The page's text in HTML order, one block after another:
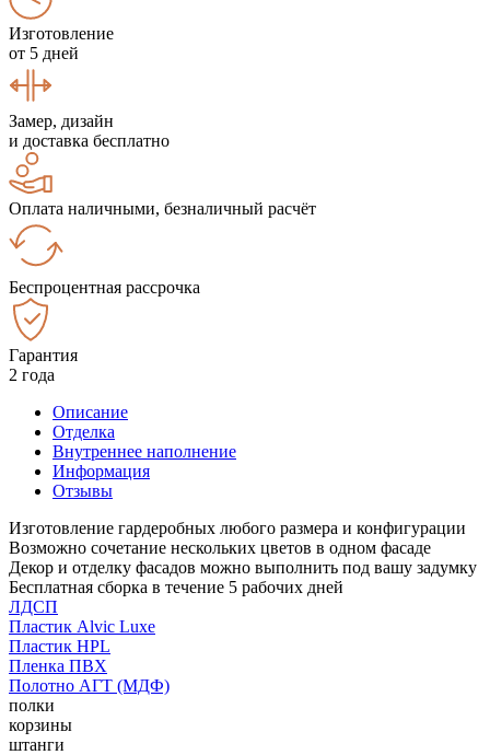
Изготовление
от 5 дней
Замер, дизайн
и доставка бесплатно
Оплата наличными, безналичный расчёт
Беспроцентная рассрочка
Гарантия
2 года
Описание
Отделка
Внутреннее наполнение
Информация
Отзывы
Изготовление гардеробных любого размера и конфигурации
Возможно сочетание нескольких цветов в одном фасаде
Декор и отделку фасадов можно выполнить под вашу задумку
Бесплатная сборка в течение 5 рабочих дней
ЛДСП
Пластик Alvic Luxe
Пластик HPL
Пленка ПВХ
Полотно АГТ (МДФ)
полки
корзины
штанги